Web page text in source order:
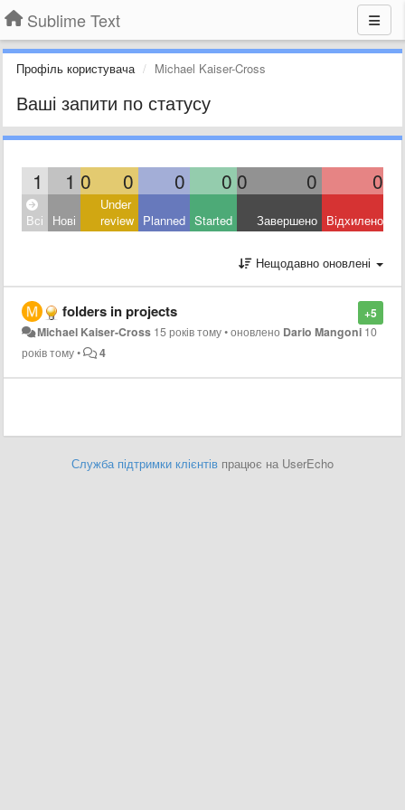
Sublime Text
Профіль користувача Michael Kaiser-Cross
Ваші запити по статусу
1 1 0 0 0 0 0 0 0
Всі Нові
Under
review Planned Started Завершено Відхилено
Нещодавно оновлені
+5
folders in projects
Michael Kaiser-Cross 15 років тому•оновлено Dario Mangoni 10
років тому• 4
Служба підтримки клієнтів працює на UserEcho